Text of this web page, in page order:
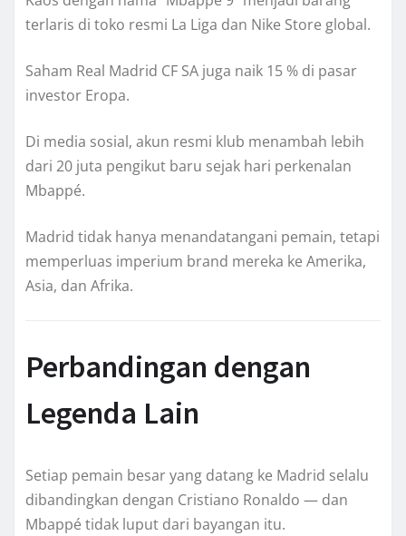
terlaris di toko resmi La Liga dan Nike Store global.
Saham Real Madrid CF SA juga naik 15 % di pasar
investor Eropa.
Di media sosial, akun resmi klub menambah lebih
dari 20 juta pengikut baru sejak hari perkenalan
Mbappé.
Madrid tidak hanya menandatangani pemain, tetapi
memperluas imperium brand mereka ke Amerika,
Asia, dan Afrika.
Perbandingan dengan
Legenda Lain
Setiap pemain besar yang datang ke Madrid selalu
dibandingkan dengan Cristiano Ronaldo — dan
Mbappé tidak luput dari bayangan itu.